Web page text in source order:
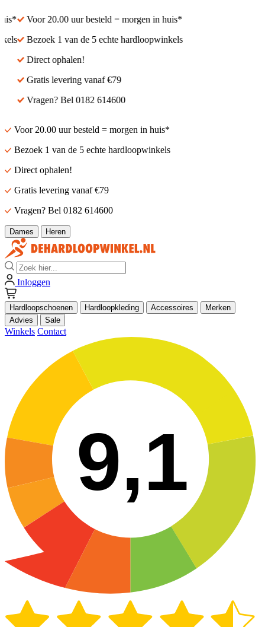
Voor 20.00 uur besteld = morgen in huis*
Bezoek 1 van de 5 echte hardloopwinkels
Direct ophalen!
Gratis levering vanaf €79
Vragen? Bel 0182 614600
Voor 20.00 uur besteld = morgen in huis*
Bezoek 1 van de 5 echte hardloopwinkels
Direct ophalen!
Gratis levering vanaf €79
Vragen? Bel 0182 614600
Dames Heren
Zoek
Inloggen
Hardloopschoenen Hardloopkleding Accessoires
Merken
Advies
Sale
Winkels Contact
9,1